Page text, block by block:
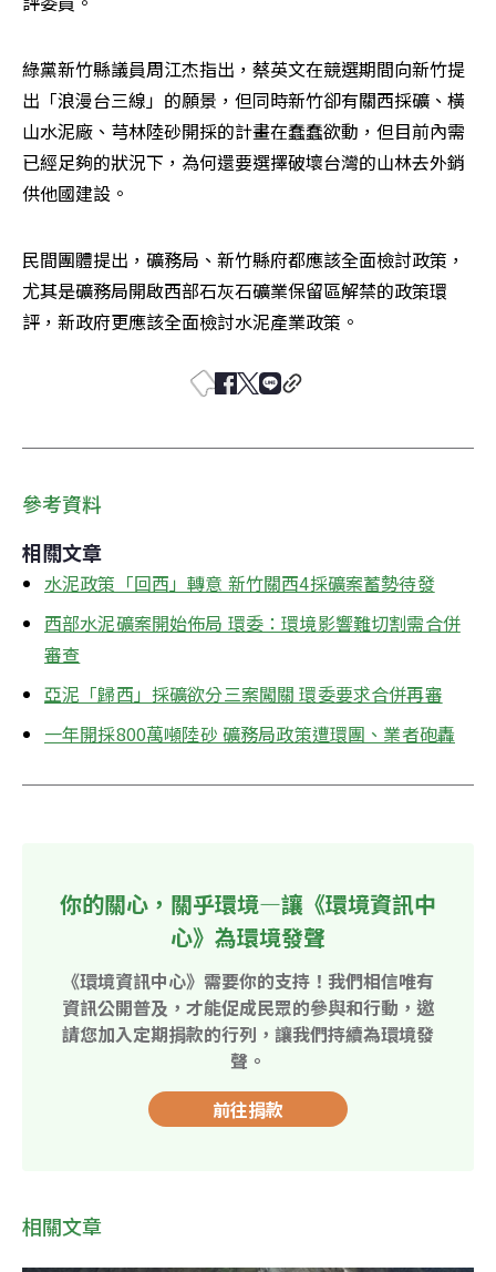
綠黨新竹縣議員周江杰指出，蔡英文在競選期間向新竹提
出「浪漫台三線」的願景，但同時新竹卻有關西採礦、橫
山水泥廠、芎林陸砂開採的計畫在蠢蠢欲動，但目前內需
已經足夠的狀況下，為何還要選擇破壞台灣的山林去外銷
供他國建設。
民間團體提出，礦務局、新竹縣府都應該全面檢討政策，
尤其是礦務局開啟西部石灰石礦業保留區解禁的政策環
評，新政府更應該全面檢討水泥產業政策。
參考資料
相關文章
水泥政策「回西」轉意 新竹關西4採礦案蓄勢待發
西部水泥礦案開始佈局 環委：環境影響難切割需合併
審查
亞泥「歸西」採礦欲分三案闖關 環委要求合併再審
一年開採800萬噸陸砂 礦務局政策遭環團、業者砲轟
你的關心，關乎環境—讓《環境資訊中
心》為環境發聲
《環境資訊中心》需要你的支持！我們相信唯有
資訊公開普及，才能促成民眾的參與和行動，邀
請您加入定期捐款的行列，讓我們持續為環境發
聲。
前往捐款
相關文章